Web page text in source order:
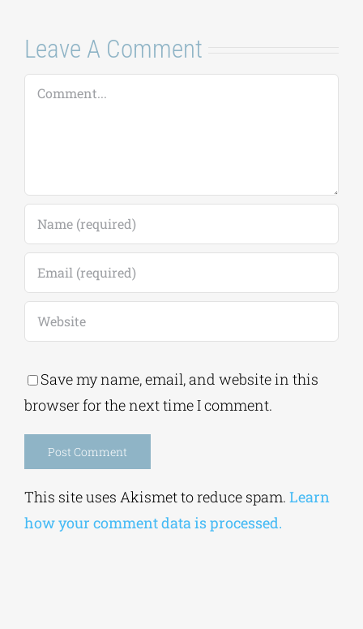
Leave A Comment
Comment
Save my name, email, and website in this
Alternative:
This site uses Akismet to reduce spam.